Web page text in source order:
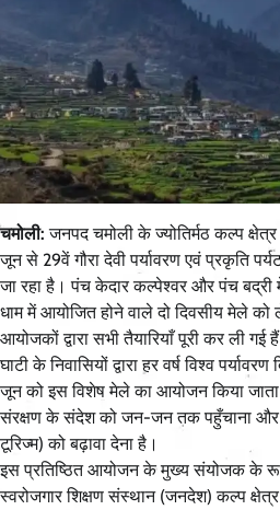
चमोली: जनपद चमोली के ज्योतिर्मठ कल्प
जून से 29वें गौरा देवी पर्यावरण एवं प्रकृति
जा रहा है। पंच केदार कल्पेश्वर और पंच बद्री
धाम में आयोजित होने वाले दो दिवसीय मेले को
आयोजकों द्वारा सभी तैयारियाँ पूरी कर ली गई
घाटी के निवासियों द्वारा हर वर्ष विश्व
जून को इस विशेष मेले का आयोजन किया जाता
संरक्षण के संदेश को जन-जन तक पहुँचाना और
टूरिज्म) को बढ़ावा देना है।
इस प्रतिष्ठित आयोजन के मुख्य संयोजक के
स्वरोजगार शिक्षण संस्थान (जनदेश) कल्प क्षेत्र